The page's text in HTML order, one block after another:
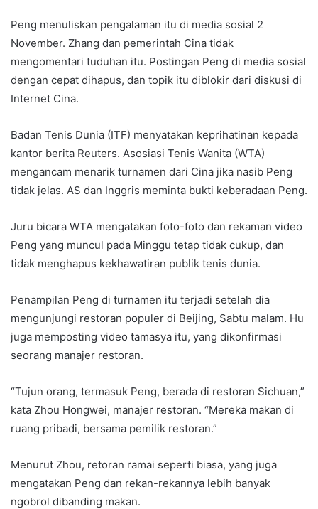
Peng menuliskan pengalaman itu di media sosial 2
November. Zhang dan pemerintah Cina tidak
mengomentari tuduhan itu. Postingan Peng di media sosial
dengan cepat dihapus, dan topik itu diblokir dari diskusi di
Internet Cina.
Badan Tenis Dunia (ITF) menyatakan keprihatinan kepada
kantor berita Reuters. Asosiasi Tenis Wanita (WTA)
mengancam menarik turnamen dari Cina jika nasib Peng
tidak jelas. AS dan Inggris meminta bukti keberadaan Peng.
Juru bicara WTA mengatakan foto-foto dan rekaman video
Peng yang muncul pada Minggu tetap tidak cukup, dan
tidak menghapus kekhawatiran publik tenis dunia.
Penampilan Peng di turnamen itu terjadi setelah dia
mengunjungi restoran populer di Beijing, Sabtu malam. Hu
juga memposting video tamasya itu, yang dikonfirmasi
seorang manajer restoran.
“Tujun orang, termasuk Peng, berada di restoran Sichuan,”
kata Zhou Hongwei, manajer restoran. “Mereka makan di
ruang pribadi, bersama pemilik restoran.”
Menurut Zhou, retoran ramai seperti biasa, yang juga
mengatakan Peng dan rekan-rekannya lebih banyak
ngobrol dibanding makan.